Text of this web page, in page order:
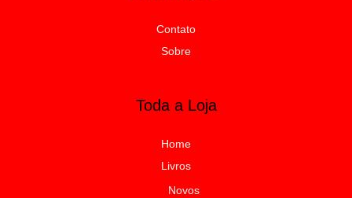
Contato
Sobre
Toda a Loja
Home
Livros
Novos